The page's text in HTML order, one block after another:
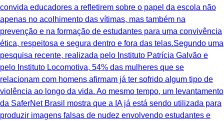
convida educadores a refletirem sobre o papel da escola não
apenas no acolhimento das vítimas, mas também na
prevenção e na formação de estudantes para uma convivência
ética, respeitosa e segura dentro e fora das telas.Segundo uma
pesquisa recente, realizada pelo Instituto Patrícia Galvão e
pelo Instituto Locomotiva, 54% das mulheres que se
relacionam com homens afirmam já ter sofrido algum tipo de
violência ao longo da vida. Ao mesmo tempo, um levantamento
da SaferNet Brasil mostra que a IA já está sendo utilizada para
produzir imagens falsas de nudez envolvendo estudantes e